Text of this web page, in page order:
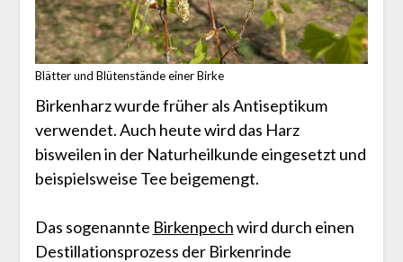
Blätter und Blütenstände einer Birke
Birkenharz wurde früher als Antiseptikum
verwendet. Auch heute wird das Harz
bisweilen in der Naturheilkunde eingesetzt und
beispielsweise Tee beigemengt.
Das sogenannte Birkenpechwird durch einen
Destillationsprozess der Birkenrinde